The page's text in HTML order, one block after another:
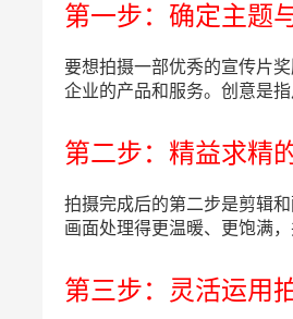
第一步：确定主题
要想拍摄一部优秀的宣传片
企业的产品和服务。创意是
第二步：精益求精
拍摄完成后的第二步是剪辑
画面处理得更温暖、更饱满
第三步：灵活运用